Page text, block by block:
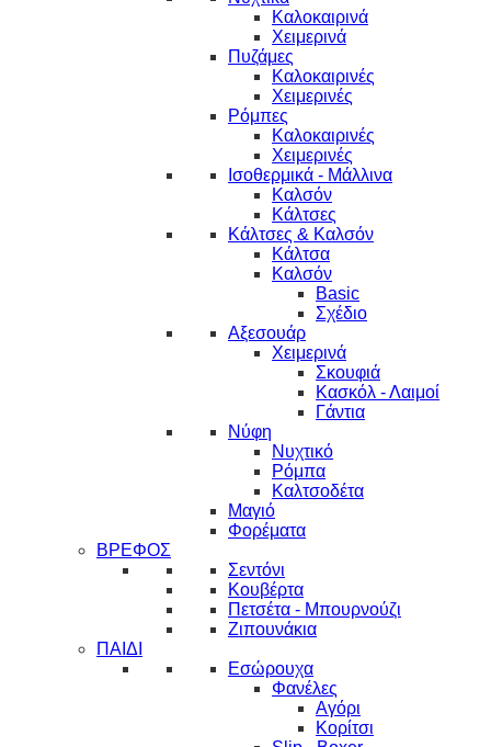
Καλοκαιρινά
Χειμερινά
Πυζάμες
Καλοκαιρινές
Χειμερινές
Ρόμπες
Καλοκαιρινές
Χειμερινές
Ισοθερμικά - Μάλλινα
Καλσόν
Κάλτσες
Κάλτσες & Καλσόν
Κάλτσα
Καλσόν
Basic
Σχέδιο
Αξεσουάρ
Χειμερινά
Σκουφιά
Κασκόλ - Λαιμοί
Γάντια
Νύφη
Νυχτικό
Ρόμπα
Καλτσοδέτα
Μαγιό
Φορέματα
ΒΡΕΦΟΣ
Σεντόνι
Κουβέρτα
Πετσέτα - Μπουρνούζι
Ζιπουνάκια
ΠΑΙΔΙ
Εσώρουχα
Φανέλες
Αγόρι
Κορίτσι